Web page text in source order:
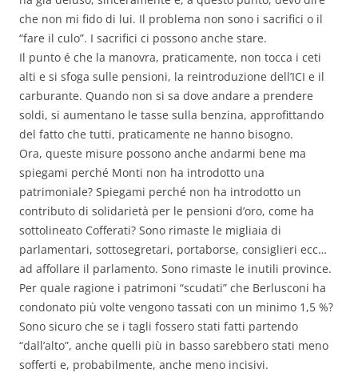
che non mi fido di lui. Il problema non sono i sacrifici o il
“fare il culo”. I sacrifici ci possono anche stare.
Il punto é che la manovra, praticamente, non tocca i ceti
alti e si sfoga sulle pensioni, la reintroduzione dell’ICI e il
carburante. Quando non si sa dove andare a prendere
soldi, si aumentano le tasse sulla benzina, approfittando
del fatto che tutti, praticamente ne hanno bisogno.
Ora, queste misure possono anche andarmi bene ma
spiegami perché Monti non ha introdotto una
patrimoniale? Spiegami perché non ha introdotto un
contributo di solidarietà per le pensioni d’oro, come ha
sottolineato Cofferati? Sono rimaste le migliaia di
parlamentari, sottosegretari, portaborse, consiglieri ecc…
ad affollare il parlamento. Sono rimaste le inutili province.
Per quale ragione i patrimoni “scudati” che Berlusconi ha
condonato più volte vengono tassati con un minimo 1,5 %?
Sono sicuro che se i tagli fossero stati fatti partendo
“dall’alto”, anche quelli più in basso sarebbero stati meno
sofferti e, probabilmente, anche meno incisivi.